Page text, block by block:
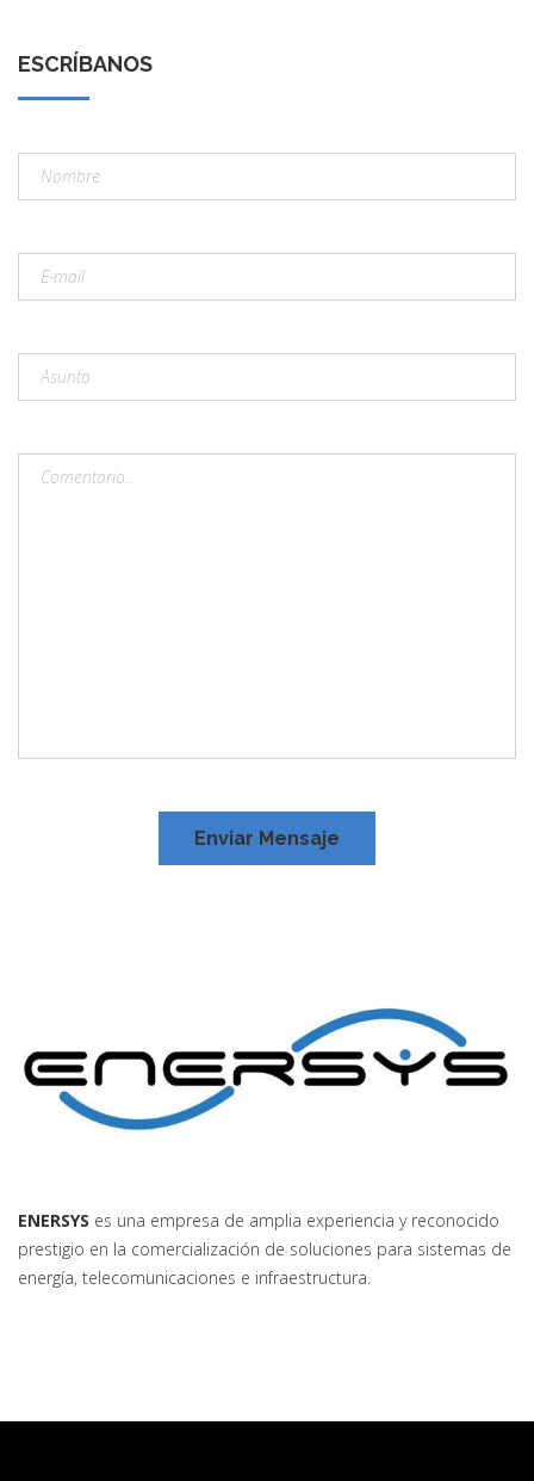
ESCRÍBANOS
ENERSYS es una empresa de amplia experiencia y reconocido
prestigio en la comercialización de soluciones para sistemas de
energía, telecomunicaciones e infraestructura.